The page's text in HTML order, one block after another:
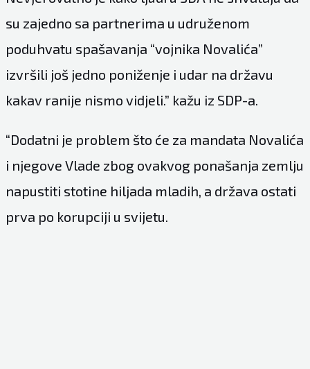
su zajedno sa partnerima u udruženom
poduhvatu spašavanja “vojnika Novalića”
izvršili još jedno poniženje i udar na državu
kakav ranije nismo vidjeli.” kažu iz SDP-a.
“Dodatni je problem što će za mandata Novalića
i njegove Vlade zbog ovakvog ponašanja zemlju
napustiti stotine hiljada mladih, a država ostati
prva po korupciji u svijetu.